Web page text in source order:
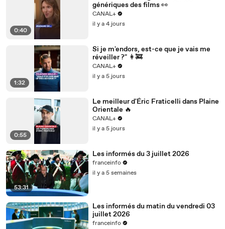
0:40
génériques des films 👀
CANAL+
il y a 4 jours
1:32
Si je m'endors, est-ce que je vais me
réveiller ?" 👩‍🚒
CANAL+
il y a 5 jours
0:55
Le meilleur d'Éric Fraticelli dans Plaine
Orientale 🔥
CANAL+
il y a 5 jours
53:31
Les informés du 3 juillet 2026
franceinfo
il y a 5 semaines
Les informés du matin du vendredi 03
juillet 2026
franceinfo